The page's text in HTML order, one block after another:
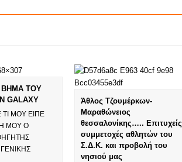
ΤΟΥ
GALAXY
ΜΟΥ ΕΙΠΕ
ΜΟΥ Ο
Άθλος Τζουμέρκων-
Μαραθώνειος
θεσσαλονίκης….. Επιτυχείς
συμμετοχές αθλητών του
Σ.Δ.Κ. και προβολή του
νησιού μας